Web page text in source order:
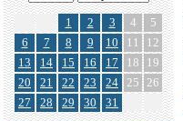
1 2 3 4
5
6
7 8 9 10 11
12
13
14 15 16 17 18
19
20
21 22 23 24 25 26
27
28 29 30 31